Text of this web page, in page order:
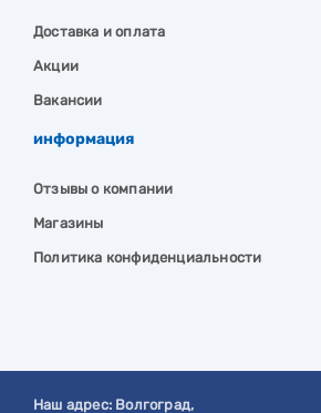
Доставка и оплата
Акции
Вакансии
информация
Отзывы о компании
Магазины
Политика конфиденциальности
Наш адрес: Волгоград,